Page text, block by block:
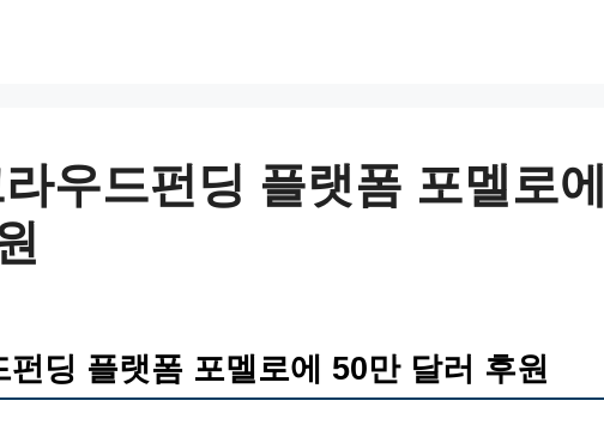
우드펀딩 플랫폼 포멜로에
딩 플랫폼 포멜로에 50만 달러 후원